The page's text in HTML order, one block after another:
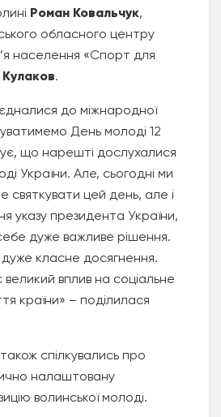
Роман Ковальчук,
обласного центру
населення «Спорт для
.
до міжнародної
День молоді 12
що нарешті дослухалися
України. Але, сьогодні ми
святкувати цей день, але і
указу президента України,
дуже важливе рішення.
класне досягнення.
вплив на соціальне
країни» – поділилася
спілкувались про
налаштовану
волинської молоді.